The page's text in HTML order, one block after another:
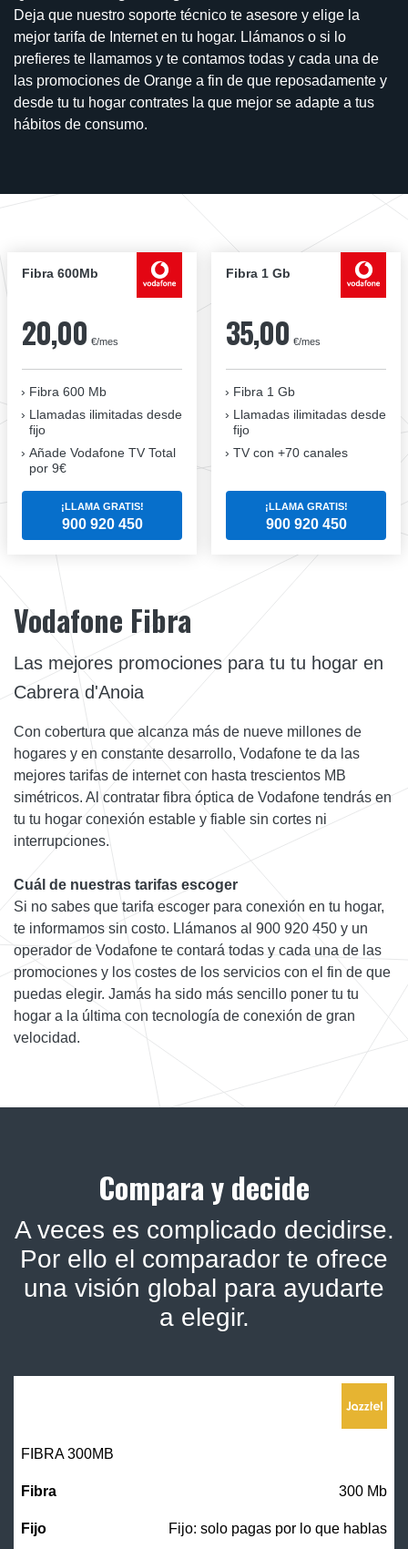
Deja que nuestro soporte técnico te asesore y elige la
mejor tarifa de Internet en tu hogar. Llámanos o si lo
prefieres te llamamos y te contamos todas y cada una de
las promociones de Orange a fin de que reposadamente y
desde tu tu hogar contrates la que mejor se adapte a tus
hábitos de consumo.
Fibra 600Mb
20,00 €/mes
Fibra 600 Mb
Llamadas ilimitadas desde
fijo
Añade Vodafone TV Total
por 9€
¡LLAMA GRATIS!
900 920 450
Fibra 1 Gb
35,00 €/mes
Fibra 1 Gb
Llamadas ilimitadas desde
fijo
TV con +70 canales
¡LLAMA GRATIS!
900 920 450
Vodafone Fibra
Las mejores promociones para tu tu hogar en
Cabrera d'Anoia
Con cobertura que alcanza más de nueve millones de
hogares y en constante desarrollo, Vodafone te da las
mejores tarifas de internet con hasta trescientos MB
simétricos. Al contratar fibra óptica de Vodafone tendrás en
tu tu hogar conexión estable y fiable sin cortes ni
interrupciones.
Cuál de nuestras tarifas escoger
Si no sabes que tarifa escoger para conexión en tu hogar,
te informamos sin costo. Llámanos al 900 920 450 y un
operador de Vodafone te contará todas y cada una de las
promociones y los costes de los servicios con el fin de que
puedas elegir. Jamás ha sido más sencillo poner tu tu
hogar a la última con tecnología de conexión de gran
velocidad.
Compara y decide
A veces es complicado decidirse.
Por ello el comparador te ofrece
una visión global para ayudarte
a elegir.
FIBRA 300MB
300 Mb
Fijo: solo pagas por lo que hablas